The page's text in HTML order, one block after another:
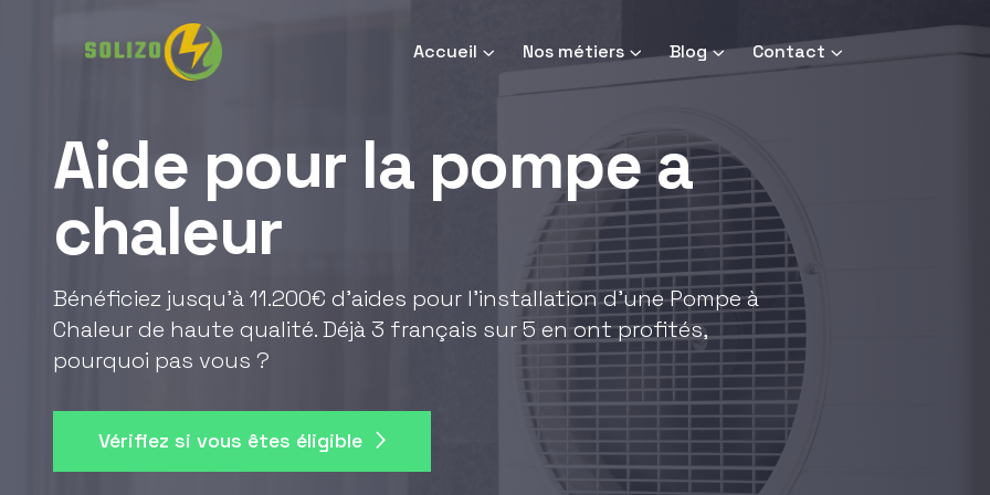
Accueil Nos métiers Blog Contact
Aide pour la pompe a
chaleur
Bénéficiez jusqu'à 11.200€ d'aides pour l'installation d'une Pompe à
Chaleur de haute qualité. Déjà 3 français sur 5 en ont profités,
pourquoi pas vous ?
Vérifiez si vous êtes éligible